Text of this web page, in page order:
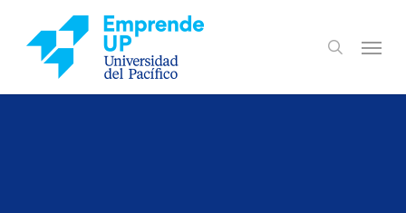
main
search
Menu